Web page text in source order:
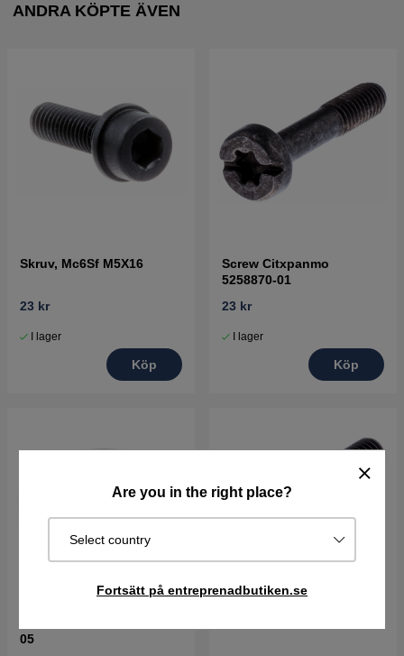
Are you in the right place?
Select country
Fortsätt på entreprenadbutiken.se
ANDRA KÖPTE ÄVEN
Skruv, Mc6Sf M5X16
23 kr
I lager
Köp
Screw Citxpanmo
5258870-01
23 kr
I lager
Köp
05